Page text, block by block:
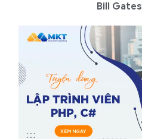
Bill Gates